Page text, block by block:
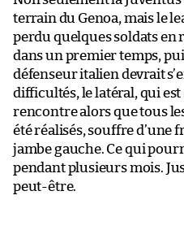
terrain du Genoa, mais le
perdu quelques soldats en
dans un premier temps,
défenseur italien devrait
difficultés, le latéral, qui
rencontre alors que tous
été réalisés, souffre d’une
jambe gauche. Ce qui
pendant plusieurs mois.
peut-être.